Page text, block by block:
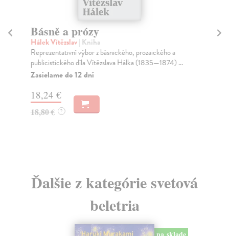
Básně a prózy
Hálek Vítězslav| Kniha
Reprezentativní výbor z básnického, prozaického a
publicistického díla Vítězslava Hálka (1835—1874) ...
Zasielame do 12 dní
18,24 €
18,80 € ?
Ďalšie z kategórie svetová
beletria